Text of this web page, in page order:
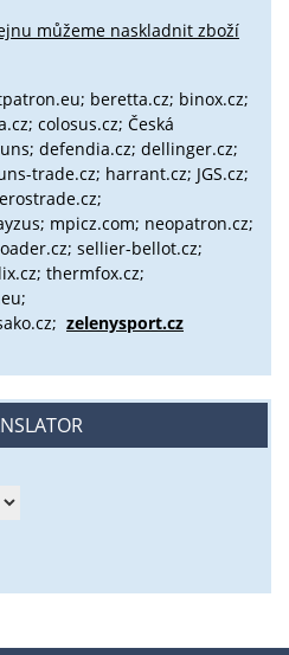
můžeme naskladnit zboží
beretta.cz; binox.cz;
colosus.cz; Česká
defendia.cz; dellinger.cz;
trade.cz; harrant.cz; JGS.cz;
mpicz.com; neopatron.cz;
sellier-bellot.cz;
thermfox.cz;
zelenysport.cz